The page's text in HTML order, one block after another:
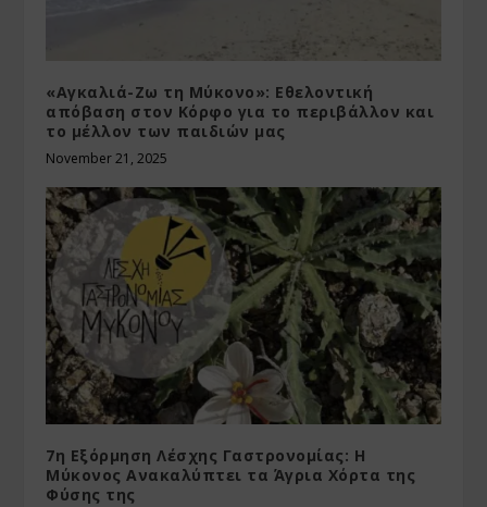
«Αγκαλιά-Ζω τη Μύκονο»: Εθελοντική
απόβαση στον Κόρφο για το περιβάλλον και
το μέλλον των παιδιών μας
November 21, 2025
7η Εξόρμηση Λέσχης Γαστρονομίας: Η
Μύκονος Ανακαλύπτει τα Άγρια Χόρτα της
Φύσης της